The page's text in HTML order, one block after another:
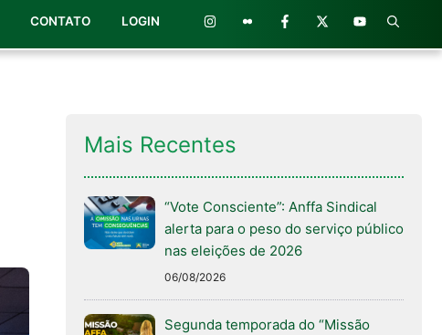
CONTATO LOGIN
Mais Recentes
“Vote Consciente”: Anffa Sindical
alerta para o peso do serviço público
nas eleições de 2026
06/08/2026
Segunda temporada do “Missão